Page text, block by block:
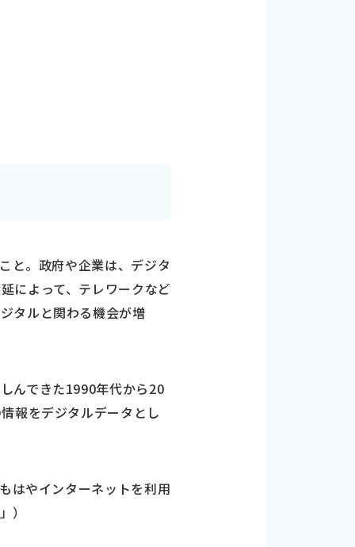
と。政府や企業は、デジタ
によって、テレワークなど
タルと関わる機会が増
んできた1990年代から20
報をデジタルデータとし
はやインターネットを利用
）